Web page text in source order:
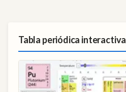
Tabla periódica interactiva